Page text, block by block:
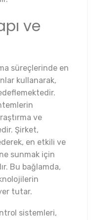
ve
süreçlerinde en
kullanarak,
ve
Şirket,
en etkili ve
sunmak için
Bu bağlamda,
tutar.
sistemleri,